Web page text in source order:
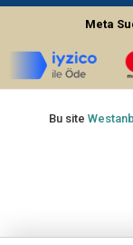
Meta
Bu site